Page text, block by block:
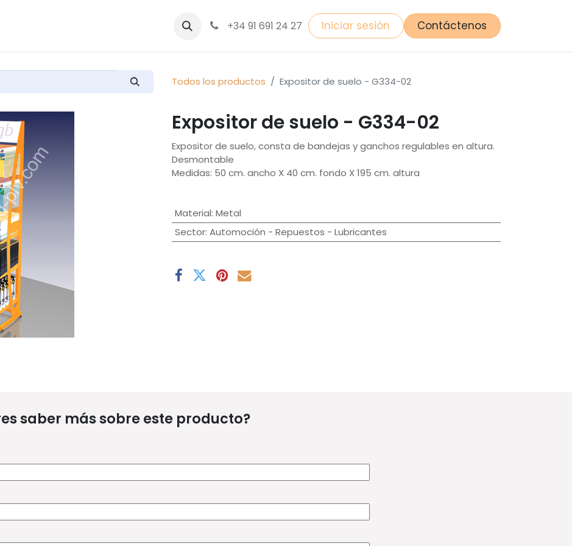
+34 91 691 24 27 Iniciar sesión Contáctenos
Todos los productos Expositor de suelo - G334-02
Expositor de suelo - G334-02
Expositor de suelo, consta de bandejas y ganchos regulables en altura.
Desmontable
Medidas: 50 cm. ancho X 40 cm. fondo X 195 cm. altura
Material: Metal
Sector: Automoción - Repuestos - Lubricantes
saber más sobre este producto?